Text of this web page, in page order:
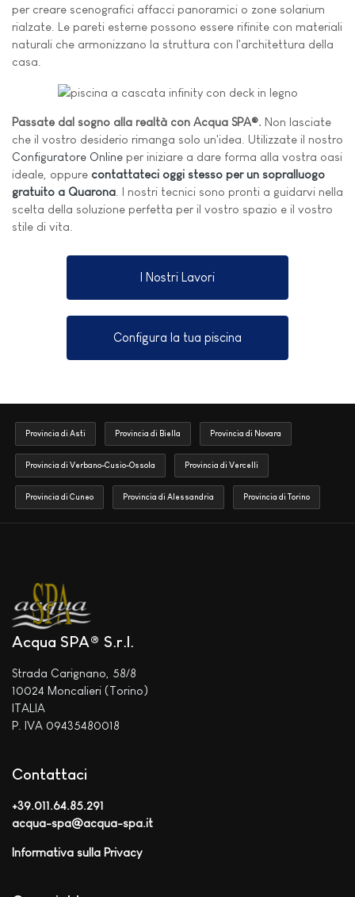
per creare scenografici affacci panoramici o zone solarium
rialzate. Le pareti esterne possono essere rifinite con materiali
naturali che armonizzano la struttura con l'architettura della
casa.
Passate dal sogno alla realtà con Acqua SPA®. Non lasciate
che il vostro desiderio rimanga solo un'idea. Utilizzate il nostro
Configuratore Online per iniziare a dare forma alla vostra oasi
ideale, oppure contattateci oggi stesso per un sopralluogo
gratuito a Quarona . I nostri tecnici sono pronti a guidarvi nella
scelta della soluzione perfetta per il vostro spazio e il vostro
stile di vita.
I Nostri Lavori
Configura la tua piscina
Provincia di Asti Provincia di Biella Provincia di Novara
Provincia di Verbano-Cusio-Ossola Provincia di Vercelli
Provincia di Cuneo Provincia di Alessandria Provincia di Torino
Acqua SPA® S.r.l.
Strada Carignano, 58/8
10024 Moncalieri (Torino)
ITALIA
P. IVA 09435480018
Contattaci
+39.011.64.85.291
acqua-spa@acqua-spa.it
Informativa sulla Privacy